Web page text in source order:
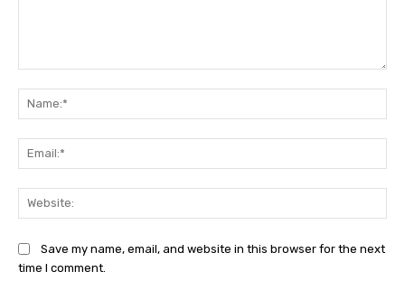
Save my name, email, and website in this browser for the next
time I comment.